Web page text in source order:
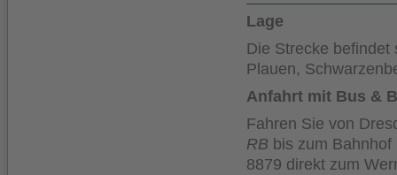
Lage
Die Strecke befindet
Plauen,
Anfahrt mit Bus &
Fahren Sie von
RB bis zum
8879 direkt zum